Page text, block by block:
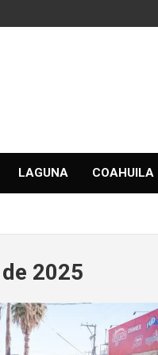
LAGUNA COAHUILA
2025